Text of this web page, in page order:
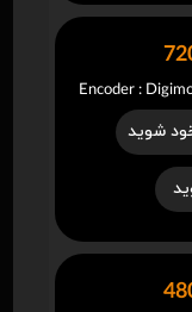
شوید
Encoder :